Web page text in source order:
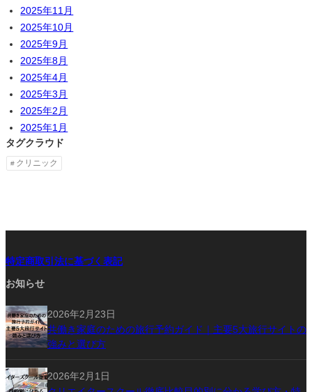
2025年11月
2025年10月
2025年9月
2025年8月
2025年4月
2025年3月
2025年2月
2025年1月
タグクラウド
クリニック
特定商取引法に基づく表記
お知らせ
2026年2月23日
共働き家庭のための旅行予約ガイド｜主要5大旅行サイトの
強みと選び方
2026年2月1日